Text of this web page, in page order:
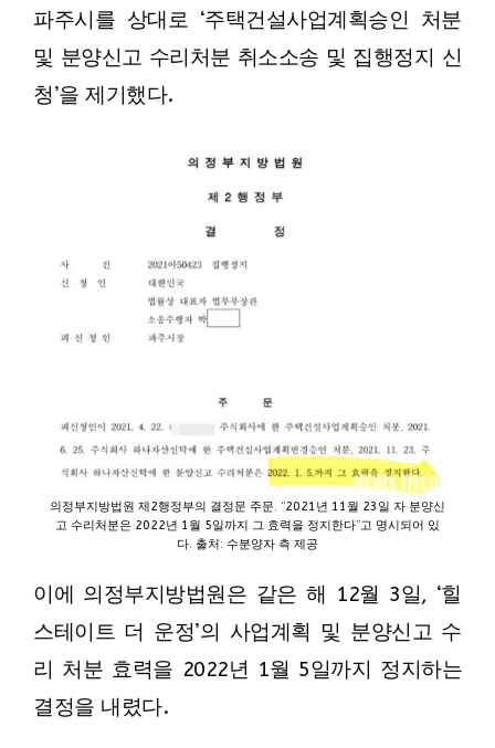
파주시를 상대로 ‘주택건설사업계획승인 처분
및 분양신고 수리처분 취소소송 및 집행정지 신
청’을 제기했다.
의정부지방법원 제2행정부의 결정문 주문. “2021년 11월 23일 자 분양신
고 수리처분은 2022년 1월 5일까지 그 효력을 정지한다”고 명시되어 있
다. 출처: 수분양자 측 제공
이에 의정부지방법원은 같은 해 12월 3일, ‘힐
스테이트 더 운정’의 사업계획 및 분양신고 수
리 처분 효력을 2022년 1월 5일까지 정지하는
결정을 내렸다.